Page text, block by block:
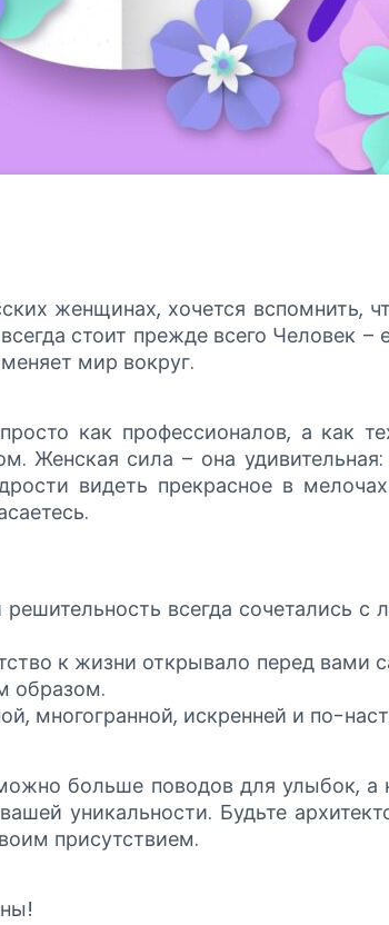
женщинах, хочется вспомнить,
стоит прежде всего Человек –
мир вокруг.
как профессионалов, а как
Женская сила – она
видеть прекрасное в
всегда сочетались с
к жизни открывало перед вами
образом.
многогранной, искренней и по-
больше поводов для улыбок,
уникальности. Будьте
присутствием.